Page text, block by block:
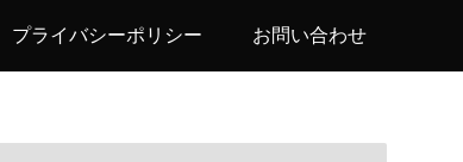
プライバシーポリシー お問い合わせ